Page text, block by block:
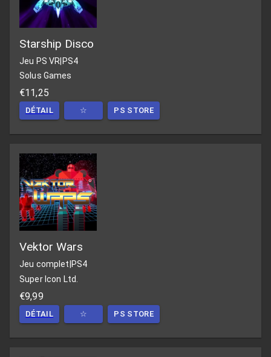
Starship Disco
Jeu PS VR|PS4
Solus Games
€11,25
DÉTAIL ☆ PS STORE
Vektor Wars
Jeu complet PS4
Super Icon Ltd.
€9,99
DÉTAIL ☆ PS STORE